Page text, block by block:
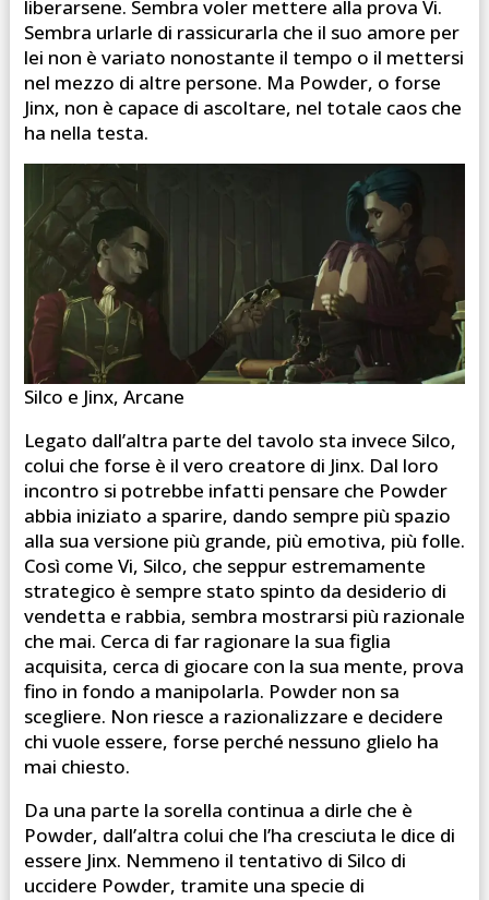
liberarsene. Sembra voler mettere alla prova Vi.
Sembra urlarle di rassicurarla che il suo amore per
lei non è variato nonostante il tempo o il mettersi
nel mezzo di altre persone. Ma Powder, o forse
Jinx, non è capace di ascoltare, nel totale caos che
ha nella testa.
Silco e Jinx, Arcane
Legato dall’altra parte del tavolo sta invece Silco,
colui che forse è il vero creatore di Jinx. Dal loro
incontro si potrebbe infatti pensare che Powder
abbia iniziato a sparire, dando sempre più spazio
alla sua versione più grande, più emotiva, più folle.
Così come Vi, Silco, che seppur estremamente
strategico è sempre stato spinto da desiderio di
vendetta e rabbia, sembra mostrarsi più razionale
che mai. Cerca di far ragionare la sua figlia
acquisita, cerca di giocare con la sua mente, prova
fino in fondo a manipolarla. Powder non sa
scegliere. Non riesce a razionalizzare e decidere
chi vuole essere, forse perché nessuno glielo ha
mai chiesto.
Da una parte la sorella continua a dirle che è
Powder, dall’altra colui che l’ha cresciuta le dice di
essere Jinx. Nemmeno il tentativo di Silco di
uccidere Powder, tramite una specie di